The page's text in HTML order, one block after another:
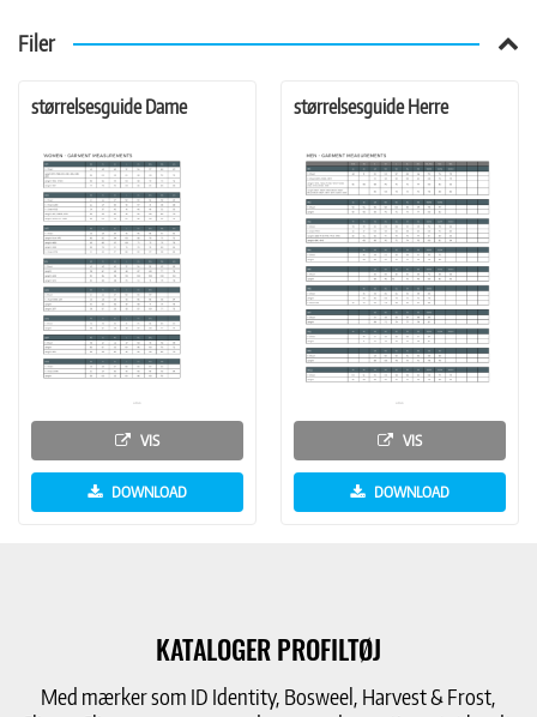
Filer
størrelsesguide Dame
VIS
DOWNLOAD
størrelsesguide Herre
VIS
DOWNLOAD
KATALOGER PROFILTØJ
Med mærker som ID Identity, Bosweel, Harvest & Frost,